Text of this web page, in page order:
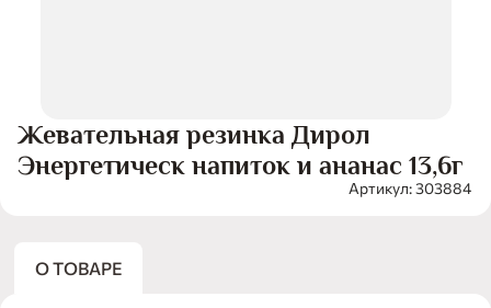
Жевательная резинка Дирол
Энергетическ напиток и ананас 13,6г
Артикул: 303884
О ТОВАРЕ